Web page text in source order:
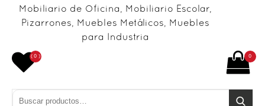
Mobiliario de Oficina, Mobiliario Escolar,
Pizarrones, Muebles Metálicos, Muebles
para Industria
Buscar por:
Buscar
0
( 0 )